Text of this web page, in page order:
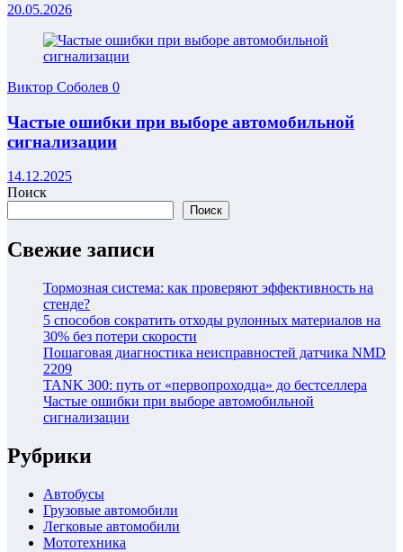
20.05.2026
Виктор Соболев 0
Частые ошибки при выборе автомобильной
сигнализации
14.12.2025
Поиск
Поиск
Свежие записи
Тормозная система: как проверяют эффективность на
стенде?
5 способов сократить отходы рулонных материалов на
30% без потери скорости
Пошаговая диагностика неисправностей датчика NMD
2209
TANK 300: путь от «первопроходца» до бестселлера
Частые ошибки при выборе автомобильной
сигнализации
Рубрики
Автобусы
Грузовые автомобили
Легковые автомобили
Мототехника